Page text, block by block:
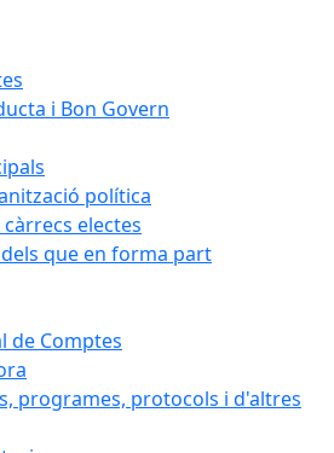
i Bon Govern
política
electes
que en forma part
de Comptes
programes, protocols i d'altres